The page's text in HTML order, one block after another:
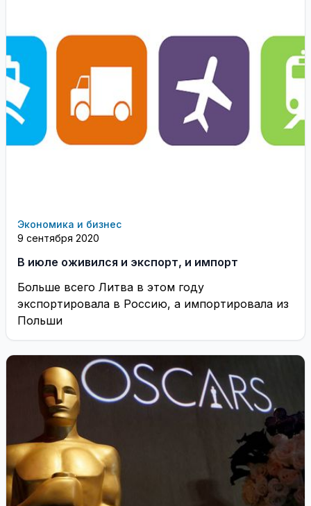
Экономика и бизнес
9 сентября 2020
В июле оживился и экспорт, и импорт
Больше всего Литва в этом году
экспортировала в Россию, а импортировала из
Польши